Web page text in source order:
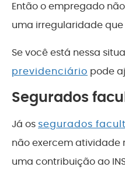
Então o empregado
uma irregularidade
Se você está nessa
previdenciário pode
Segurados
Já os segurados
não exercem
uma contribuição ao